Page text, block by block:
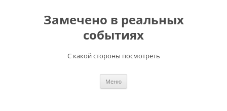
содержимомуЗамечено в реальных
событиях
С какой стороны посмотреть
Меню